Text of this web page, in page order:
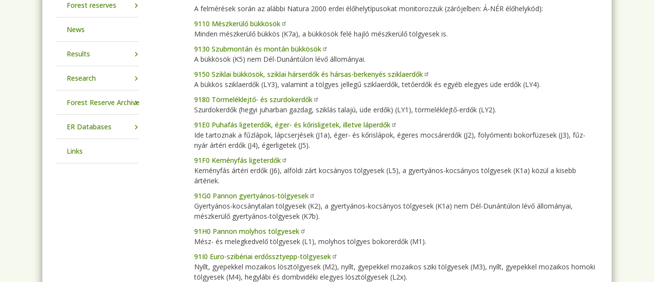
A felmérések során az alábbi Natura 2000 erdei élőhelytípusokat monitorozzuk (zárójelben: Á-NÉR élőhelykód):
9110 Mészkerülő bükkösök
Minden mészkerülő bükkös (K7a), a bükkösök felé hajló mészkerülő tölgyesek is.
9130 Szubmontán és montán bükkösök
A bükkösök (K5) nem Dél-Dunántúlon lévő állományai.
9150 Sziklai bükkösök, sziklai hárserdők és hársas-berkenyés sziklaerdők
A bükkös sziklaerdők (LY3), valamint a tölgyes jellegű sziklaerdők, tetőerdők és egyéb elegyes üde erdők (LY4).
9180 Törmeléklejtő- és szurdokerdők
Szurdokerdők (hegyi juharban gazdag, sziklás talajú, üde erdők) (LY1), törmeléklejtő-erdők (LY2).
91E0 Puhafás ligeterdők, éger- és kőrisligetek, illetve láperdők
Ide tartoznak a fűzlápok, lápcserjések (J1a), éger- és kőrislápok, égeres mocsárerdők (J2), folyómenti bokorfüzesek (J3), fűz-
nyár ártéri erdők (J4), égerligetek (J5).
91F0 Keményfás ligeterdők
Keményfás ártéri erdők (J6), alföldi zárt kocsányos tölgyesek (L5), a gyertyános-kocsányos tölgyesek (K1a) közül a kisebb
ártériek.
91G0 Pannon gyertyános-tölgyesek
Gyertyános-kocsánytalan tölgyesek (K2), a gyertyános-kocsányos tölgyesek (K1a) nem Dél-Dunántúlon lévő állományai,
mészkerülő gyertyános-tölgyesek (K7b).
91H0 Pannon molyhos tölgyesek
Mész- és melegkedvelő tölgyesek (L1), molyhos tölgyes bokorerdők (M1).
91I0 Euro-szibériai erdőssztyepp-tölgyesek
Nyílt, gyepekkel mozaikos lösztölgyesek (M2), nyílt, gyepekkel mozaikos sziki tölgyesek (M3), nyílt, gyepekkel mozaikos homoki
tölgyesek (M4), hegylábi és dombvidéki elegyes lösztölgyesek (L2x).
Forest reserves
News
Results
Research
Forest Reserve Archive
ER Databases
Links